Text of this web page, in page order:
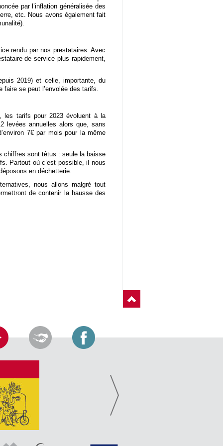
par l’inflation généralisée des
etc. Nous avons également fait
rendu par nos prestataires. Avec
de service plus rapidement,
2019) et celle, importante, du
se peut l’envolée des tarifs.
les tarifs pour 2023 évoluent à la
levées annuelles alors que, sans
7€ par mois pour la même
chiffres sont têtus : seule la baisse
Partout où c’est possible, il nous
en déchetterie.
nous allons malgré tout
de contenir la hausse des